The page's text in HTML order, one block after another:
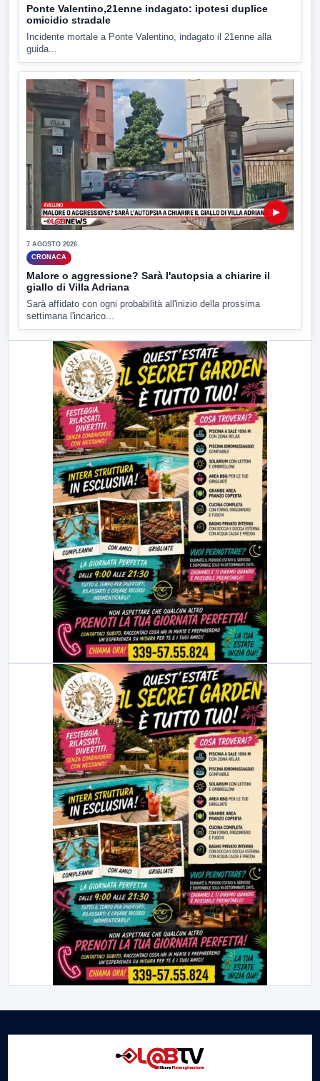
Ponte Valentino,21enne indagato: ipotesi duplice
omicidio stradale
Incidente mortale a Ponte Valentino, indagato il 21enne alla
guida...
▶
7 AGOSTO 2026
CRONACA
Malore o aggressione? Sarà l'autopsia a chiarire il
giallo di Villa Adriana
Sarà affidato con ogni probabilità all'inizio della prossima
settimana l'incarico...